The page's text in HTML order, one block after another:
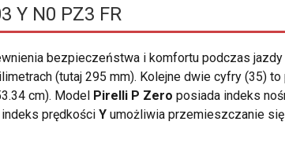
Y N0 PZ3 FR
bezpieczeństwa i komfortu podczas jazdy
(tutaj 295 mm). Kolejne dwie cyfry (35)
cm). Model Pirelli P Zero posiada indeks
prędkości Y umożliwia przemieszczanie